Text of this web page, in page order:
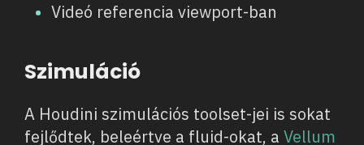
Videó referencia viewport-ban
Szimuláció
A Houdini szimulációs toolset-jei is sokat
fejlődtek, beleértve a fluid-okat, a Vellum